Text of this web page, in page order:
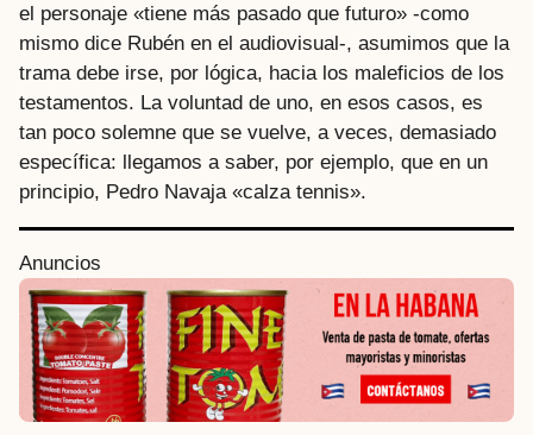
el personaje «tiene más pasado que futuro» -como
mismo dice Rubén en el audiovisual-, asumimos que la
trama debe irse, por lógica, hacia los maleficios de los
testamentos. La voluntad de uno, en esos casos, es
tan poco solemne que se vuelve, a veces, demasiado
específica: llegamos a saber, por ejemplo, que en un
principio, Pedro Navaja «calza tennis».
Anuncios